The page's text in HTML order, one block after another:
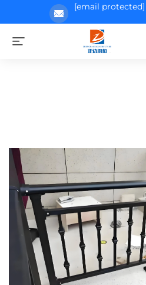
[email protected]